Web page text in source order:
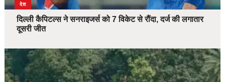
देश
दिल्ली कैपिटल्स ने सनराइजर्स को 7 विकेट से रौंदा, दर्ज की लगातार
दूसरी जीत